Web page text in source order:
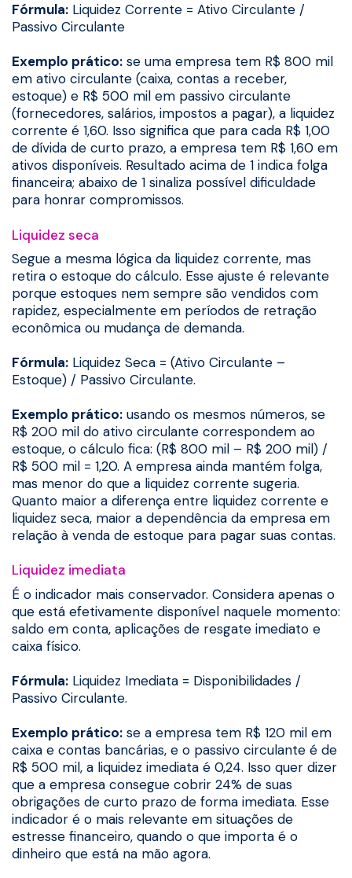
Fórmula: Liquidez Corrente = Ativo Circulante /
Passivo Circulante
Exemplo prático: se uma empresa tem R$ 800 mil
em ativo circulante (caixa, contas a receber,
estoque) e R$ 500 mil em passivo circulante
(fornecedores, salários, impostos a pagar), a liquidez
corrente é 1,60. Isso significa que para cada R$ 1,00
de dívida de curto prazo, a empresa tem R$ 1,60 em
ativos disponíveis. Resultado acima de 1 indica folga
financeira; abaixo de 1 sinaliza possível dificuldade
para honrar compromissos.
Liquidez seca
Segue a mesma lógica da liquidez corrente, mas
retira o estoque do cálculo. Esse ajuste é relevante
porque estoques nem sempre são vendidos com
rapidez, especialmente em períodos de retração
econômica ou mudança de demanda.
Fórmula: Liquidez Seca = (Ativo Circulante –
Estoque) / Passivo Circulante.
Exemplo prático: usando os mesmos números, se
R$ 200 mil do ativo circulante correspondem ao
estoque, o cálculo fica: (R$ 800 mil – R$ 200 mil) /
R$ 500 mil = 1,20. A empresa ainda mantém folga,
mas menor do que a liquidez corrente sugeria.
Quanto maior a diferença entre liquidez corrente e
liquidez seca, maior a dependência da empresa em
relação à venda de estoque para pagar suas contas.
Liquidez imediata
É o indicador mais conservador. Considera apenas o
que está efetivamente disponível naquele momento:
saldo em conta, aplicações de resgate imediato e
caixa físico.
Fórmula: Liquidez Imediata = Disponibilidades /
Passivo Circulante.
Exemplo prático: se a empresa tem R$ 120 mil em
caixa e contas bancárias, e o passivo circulante é de
R$ 500 mil, a liquidez imediata é 0,24. Isso quer dizer
que a empresa consegue cobrir 24% de suas
obrigações de curto prazo de forma imediata. Esse
indicador é o mais relevante em situações de
estresse financeiro, quando o que importa é o
dinheiro que está na mão agora.